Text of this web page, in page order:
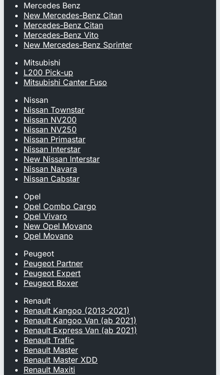
Mercedes Benz
New Mercedes-Benz Citan
Mercedes-Benz Citan
Mercedes-Benz Vito
New Mercedes-Benz Sprinter
Mitsubishi
L200 Pick-up
Mitsubishi Canter Fuso
Nissan
Nissan Townstar
Nissan NV200
Nissan NV250
Nissan Primastar
Nissan Interstar
New Nissan Interstar
Nissan Navara
Nissan Cabstar
Opel
Opel Combo Cargo
Opel Vivaro
New Opel Movano
Opel Movano
Peugeot
Peugeot Partner
Peugeot Expert
Peugeot Boxer
Renault
Renault Kangoo (2013-2021)
Renault Kangoo Van (ab 2021)
Renault Express Van (ab 2021)
Renault Trafic
Renault Master
Renault Master XDD
Renault Maxiti